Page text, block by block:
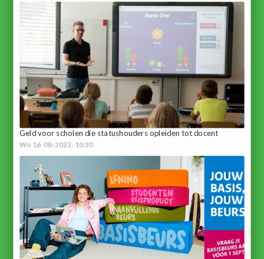
Geld voor scholen die statushouders opleiden tot docent
Wo 16-08-2023, 10:30